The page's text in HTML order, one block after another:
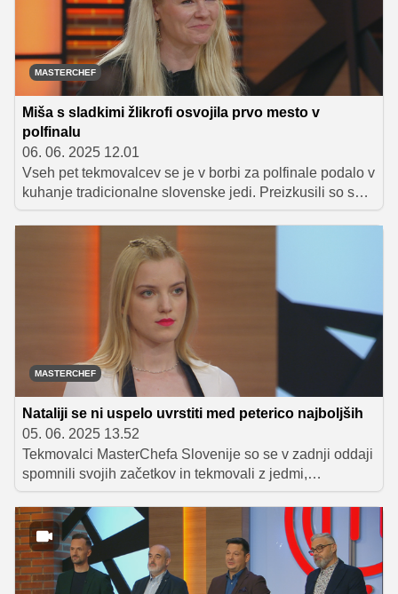
MASTERCHEF
Miša s sladkimi žlikrofi osvojila prvo mesto v
polfinalu
06. 06. 2025 12.01
Vseh pet tekmovalcev se je v borbi za polfinale podalo v
kuhanje tradicionalne slovenske jedi. Preizkusili so se v
zahtevni preobrazbi klasičnih idrijskih žlikrofov v
kombinacijo okusov navdušila sodnike ter si prikuhala
prvo mesto v polfinalu.
MASTERCHEF
Nataliji se ni uspelo uvrstiti med peterico najboljših
05. 06. 2025 13.52
Tekmovalci MasterChefa Slovenije so se v zadnji oddaji
spomnili svojih začetkov in tekmovali z jedmi,
pripravljenimi iz sestavin, ki so jih dobili na avdiciji.
Napeta oddaja je prinesla veliko presenečenj. Miša je
izkoristila svojo imuniteto, medtem ko je tekmovanje
zapustila simpatična Natalija, ki se ni uspela uvrstiti
med peterico najboljših.